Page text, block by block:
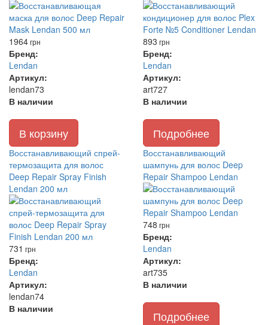
1964грн
Бренд:
Lendan
Артикул:
lendan73
В наличии
В корзину
893 грн
Бренд:
Lendan
Артикул:
art727
В наличии
Подробнее
Восстанавливающий спрей-
термозащита для волос
Deep Repair Spray Finish
Lendan 200 мл
731 грн
Бренд:
Lendan
Артикул:
lendan74
В наличии
Восстанавливающий
шампунь для волос Deep
Repair Shampoo Lendan
748 грн
Бренд:
Lendan
Артикул:
art735
В наличии
Подробнее